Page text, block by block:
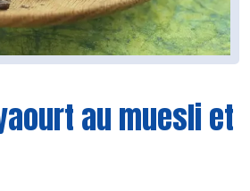
au muesli et